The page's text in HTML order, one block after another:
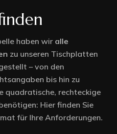
haben wir alle
zu unseren Tischplatten
– von den
bis hin zu
quadratische, rechteckige
Hier finden Sie
für Ihre Anforderungen.